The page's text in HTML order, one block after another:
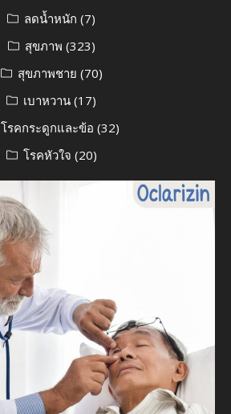
ลดน้ำหนัก (7)
สุขภาพ (323)
สุขภาพชาย (70)
เบาหวาน (17)
โรคกระดูกและข้อ (32)
โรคหัวใจ (20)